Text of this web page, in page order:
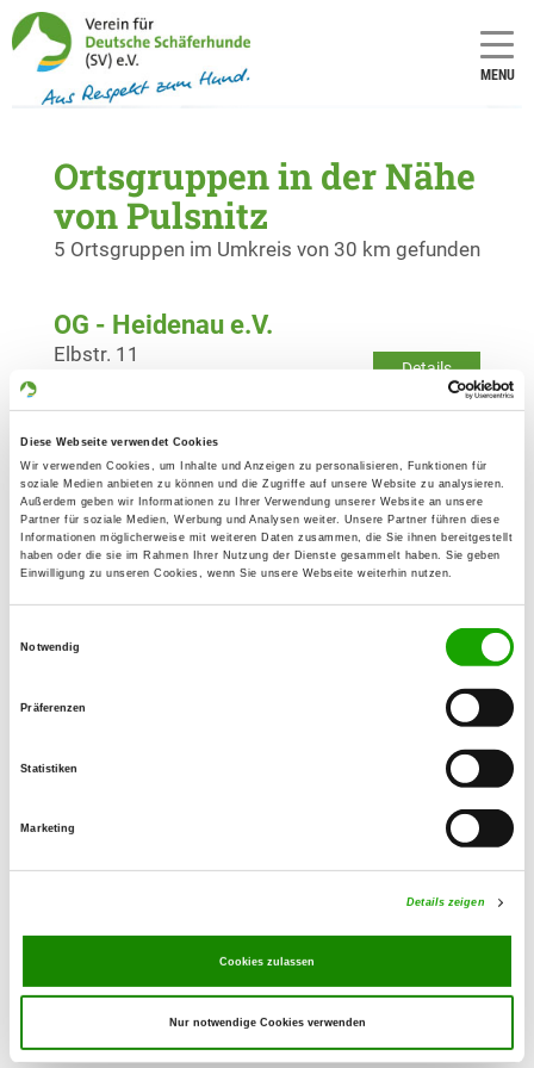
Diese Webseite verwendet Cookies
Wir verwenden Cookies, um Inhalte und Anzeigen zu personalisieren, Funktionen für
soziale Medien anbieten zu können und die Zugriffe auf unsere Website zu analysieren.
Außerdem geben wir Informationen zu Ihrer Verwendung unserer Website an unsere
Partner für soziale Medien, Werbung und Analysen weiter. Unsere Partner führen diese
Informationen möglicherweise mit weiteren Daten zusammen, die Sie ihnen bereitgestellt
haben oder die sie im Rahmen Ihrer Nutzung der Dienste gesammelt haben. Sie geben
Einwilligung zu unseren Cookies, wenn Sie unsere Webseite weiterhin nutzen.
Notwendig
Präferenzen
Statistiken
Marketing
Details zeigen
Cookies zulassen
Nur notwendige Cookies verwenden
MENU
Ortsgruppen in der Nähe
von Pulsnitz
5 Ortsgruppen im Umkreis von 30 km gefunden
OG - Heidenau e.V.
Details
Elbstr. 11
OG - Steina-Weißbach
Details
Zur Massenei
01477 Arnsdorf
Details
Kleinwollmsdorfer Str.
OG - Stolpen
Details